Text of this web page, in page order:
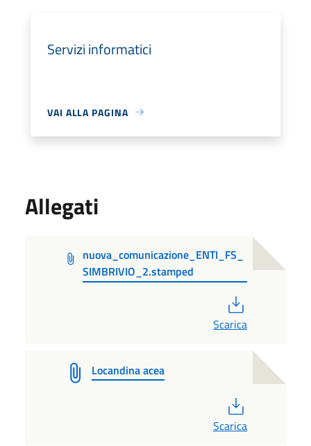
Servizi informatici
VAI ALLA PAGINA
Allegati
nuova_comunicazione_ENTI_FS_
SIMBRIVIO_2.stamped
Scarica
Locandina acea
Scarica